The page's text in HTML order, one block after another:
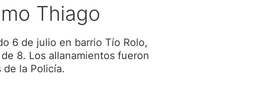
Thiago
6 de julio en barrio Tío Rolo,
8. Los allanamientos fueron
la Policía.